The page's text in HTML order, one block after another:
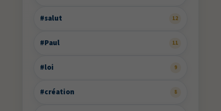
#salut 12
#Paul 11
#loi 9
#création 8